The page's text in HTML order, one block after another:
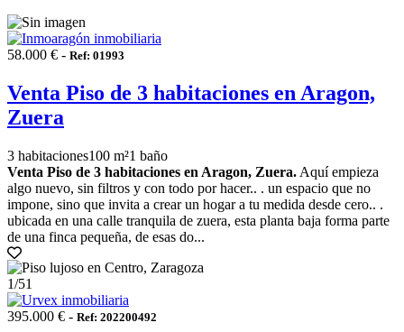
58.000 € - Ref: 01993
Venta Piso de 3 habitaciones en Aragon,
Zuera
3 habitaciones100 m²1 baño
Venta Piso de 3 habitaciones en Aragon, Zuera. Aquí empieza
algo nuevo, sin filtros y con todo por hacer.. . un espacio que no
impone, sino que invita a crear un hogar a tu medida desde cero.. .
ubicada en una calle tranquila de zuera, esta planta baja forma parte
de una finca pequeña, de esas do...
1/51
395.000 € - Ref: 202200492